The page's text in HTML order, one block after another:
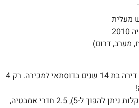
5.5 חדרים, יפה ומרווחת, דירה בת 14 שנים בדוסתאי למכירה. רק 4
4 חדרי שינה גדולים (שבקלות ניתן להפוך ל-5), 2.5 חדרי אמבטיה,